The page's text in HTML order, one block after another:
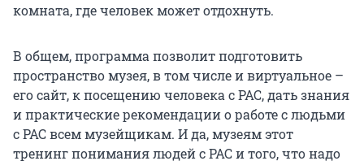
комната, где человек может отдохнуть.
В общем, программа позволит подготовить
пространство музея, в том числе и виртуальное –
его сайт, к посещению человека с РАС, дать знания
и практические рекомендации о работе с людьми
с РАС всем музейщикам. И да, музеям этот
тренинг понимания людей с РАС и того, что надо